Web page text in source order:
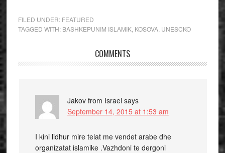
FILED UNDER: FEATURED
TAGGED WITH: BASHKEPUNIM ISLAMIK, KOSOVA, UNESCKO
COMMENTS
Jakov from Israel says
September 14, 2015 at 1:53 am
I kini lidhur mire telat me vendet arabe dhe
organizatat islamike .Vazhdoni te dergoni